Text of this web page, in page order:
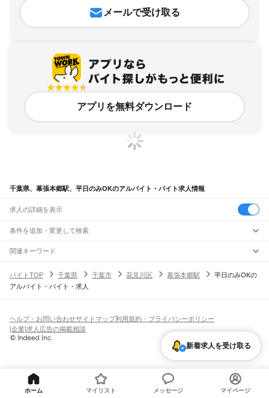
メールで受け取る
アプリを無料ダウンロード
千葉県、幕張本郷駅、平日のみOKのアルバイト・バイト求人情報
求人の詳細を表示
条件を追加・変更して検索
市区町村を追加・変更
千葉県すべて
千葉市 すべて
旭市習志野市柏市勝浦市市原市流山市八千代市我孫子市鴨川市鎌ケ谷市
君津市富津市浦安市 印西市白井市富里市南房総市
匝瑳市香取市 印旛郡 香取郡山武郡長生郡夷隅郡
駅を追加・変更
JR中央・総武線
市川駅本八幡駅下総中山駅 東船橋駅津田沼駅幕張本郷駅幕張駅
新検見川駅
南酒々井駅
日向駅 横芝駅飯倉駅 干潟駅
飯岡駅倉橋駅 松岸駅銚子駅
職種を追加・変更
飲食・フードサービスすべて
ホールスタッフキッチンスタッフ
パン屋（ベーカリー）
バー（BAR）・バーテンダー
飲食店（店長・マネージャー）
営業テレフォンアポインター（テレアポ） ルートセールス
フードカウンター販売員
アパレル
家電量販店・携帯販売（携帯ショップ）
販売店（店長・マネージャー） その他販売
人気
日払いOK高校生歓迎 髪型・髪色自由
留学生・外国人活躍中
シフト
土日祝のみOK
平日のみOK 週1日からOK 週2・3日からOK
週4日以上OK
雇用形態を追加・変更
派遣社員
業務委託
関連キーワード
バイトTOP
千葉県 千葉市 花見川区 幕張本郷駅
平日のみOKの
アルバイト・バイト・求人
新着求人を受け取る
ヘルプ・お問い合わせサイトマップ利用規約・プライバシーポリシー
[企業]求人広告の掲載相談
ホーム マイリスト メッセージ マイページ